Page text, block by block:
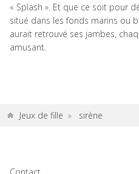
« Splash ». Et que ce soit pour
situé dans les fonds marins ou
aurait retrouvé ses jambes,
amusant.
Jeux de fille » sirène